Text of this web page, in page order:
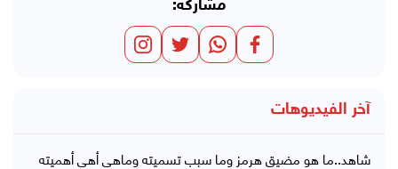
مشاركة:
آخر الفيديوهات
شاهد..ما هو مضيق هرمز وما سبب تسميته وماهي أهي أهميته